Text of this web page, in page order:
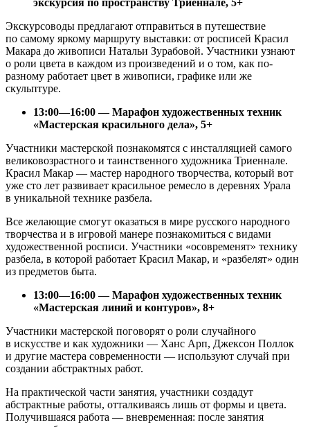
Экскурсоводы предлагают отправиться в путешествие
по самому яркому маршруту выставки: от росписей Красил
Макара до живописи Натальи Зурабовой. Участники узнают
о роли цвета в каждом из произведений и о том, как по-
разному работает цвет в живописи, графике или же
скульптуре.
13:00—16:00 — Марафон художественных техник
«Мастерская красильного дела», 5+
Участники мастерской познакомятся с инсталляцией самого
великовозрастного и таинственного художника Триеннале.
Красил Макар — мастер народного творчества, который вот
уже сто лет развивает красильное ремесло в деревнях Урала
в уникальной технике разбела.
Все желающие смогут оказаться в мире русского народного
творчества и в игровой манере познакомиться с видами
художественной росписи. Участники «осовременят» технику
разбела, в которой работает Красил Макар, и «разбелят» один
из предметов быта.
13:00—16:00 — Марафон художественных техник
«Мастерская линий и контуров», 8+
Участники мастерской поговорят о роли случайного
в искусстве и как художники — Ханс Арп, Джексон Поллок
и другие мастера современности — используют случай при
создании абстрактных работ.
На практической части занятия, участники создадут
абстрактные работы, отталкиваясь лишь от формы и цвета.
Получившаяся работа — вневременная: после занятия